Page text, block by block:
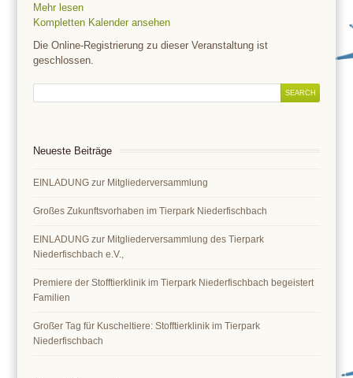
Mehr lesen
Kompletten Kalender ansehen
Die Online-Registrierung zu dieser Veranstaltung ist
geschlossen.
Neueste Beiträge
EINLADUNG zur Mitgliederversammlung
Großes Zukunftsvorhaben im Tierpark Niederfischbach
EINLADUNG zur Mitgliederversammlung des Tierpark
Niederfischbach e.V.,
Premiere der Stofftierklinik im Tierpark Niederfischbach begeistert
Familien
Großer Tag für Kuscheltiere: Stofftierklinik im Tierpark
Niederfischbach